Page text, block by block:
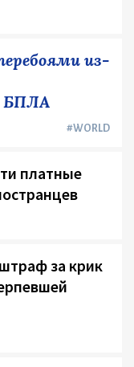
из-
БПЛА
#WORLD
платные
за крик